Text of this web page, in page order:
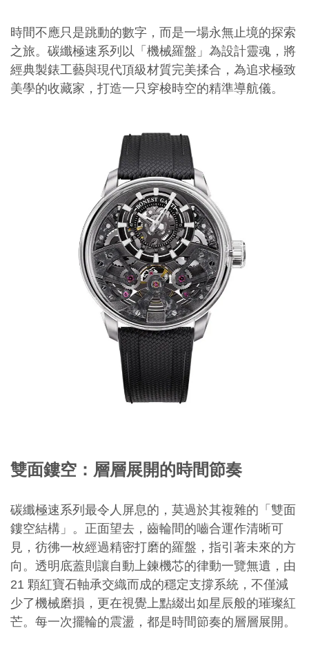
時間不應只是跳動的數字，而是一場永無止境的探索
之旅。碳纖極速系列以「機械羅盤」為設計靈魂，將
經典製錶工藝與現代頂級材質完美揉合，為追求極致
美學的收藏家，打造一只穿梭時空的精準導航儀。
雙面鏤空：層層展開的時間節奏
碳纖極速系列最令人屏息的，莫過於其複雜的「雙面
鏤空結構」。正面望去，齒輪間的嚙合運作清晰可
見，彷彿一枚經過精密打磨的羅盤，指引著未來的方
向。透明底蓋則讓自動上鍊機芯的律動一覽無遺，由
21 顆紅寶石軸承交織而成的穩定支撐系統，不僅減
少了機械磨損，更在視覺上點綴出如星辰般的璀璨紅
芒。每一次擺輪的震盪，都是時間節奏的層層展開。